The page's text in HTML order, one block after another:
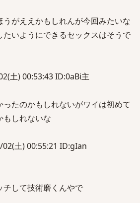
うがええかもしれんが今回みたいな
たいようにできるセックスはそうで
土) 00:53:43 ID:0aBi主
たのかもしれないがワイは初めて
もしれないな
土) 00:55:21 ID:gIan
チして技術磨くんやで